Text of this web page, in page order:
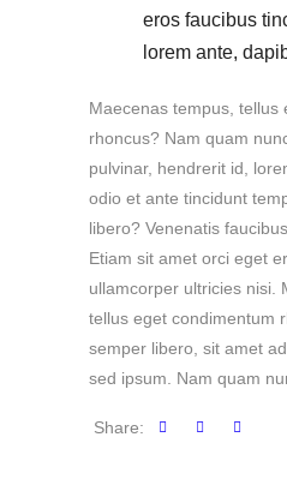
eros faucibus
lorem ante,
Maecenas tempus, tellus
rhoncus? Nam quam
pulvinar, hendrerit id,
odio et ante tincidunt
libero? Venenatis
Etiam sit amet orci eget
ullamcorper ultricies nisi.
tellus eget condimentum
semper libero, sit amet
sed ipsum. Nam quam
Share: